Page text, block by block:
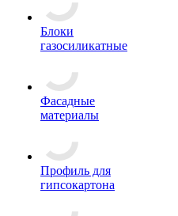
Блоки
газосиликатные
Фасадные
материалы
Профиль для
гипсокартона